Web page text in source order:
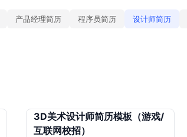
产品经理简历 程序员简历 设计师简历
3D美术设计师简历模板（游戏/
互联网校招）